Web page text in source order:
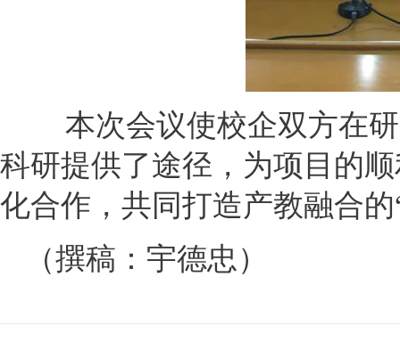
本次会议使校企双方在
科研提供了途径，为项目的
化合作，共同打造产教融合的
（撰稿：宇德忠）